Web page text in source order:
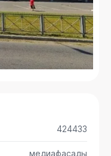
424433
медиафасады